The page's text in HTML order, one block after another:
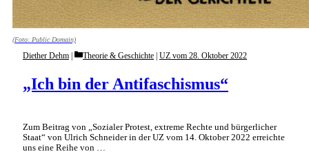
(Foto: Public Domain)
„Ich bin der Antifaschismus“
Diether Dehm Categories
Theorie & Geschichte | UZ vom 28. Oktober 2022
Zum Beitrag von „Sozialer Protest, extreme Rechte und bürgerlicher
Staat“ von Ulrich Schneider in der UZ vom 14. Oktober 2022 erreichte
uns eine Reihe von …